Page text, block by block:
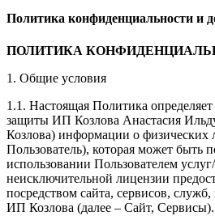
Политика конфиденциальности и
ПОЛИТИКА
1. Общие условия
1.1. Настоящая Политика
защиты ИП Козлова Анастасия
Козлова) информации о физических
Пользователь), которая может быть
использовании Пользователем
неисключительной лицензии
посредством сайта, сервисов,
ИП Козлова (далее – Сайт, Сервисы).